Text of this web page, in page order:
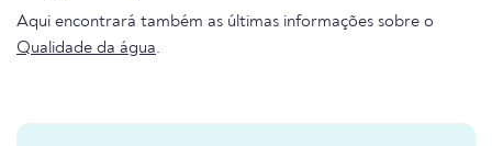
Aqui encontrará também as últimas informações sobre o
Qualidade da água.